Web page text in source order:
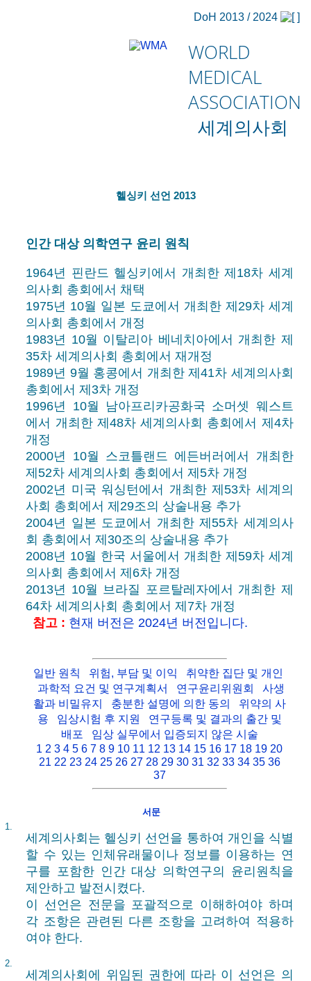
DoH 2013 / 2024
WORLD
MEDICAL
ASSOCIATION
세계의사회
헬싱키 선언 2013
인간 대상 의학연구 윤리 원칙
1964년 핀란드 헬싱키에서 개최한 제18차 세계
의사회 총회에서 채택
1975년 10월 일본 도쿄에서 개최한 제29차 세계
의사회 총회에서 개정
1983년 10월 이탈리아 베네치아에서 개최한 제
35차 세계의사회 총회에서 재개정
1989년 9월 홍콩에서 개최한 제41차 세계의사회
총회에서 제3차 개정
1996년 10월 남아프리카공화국 소머셋 웨스트
에서 개최한 제48차 세계의사회 총회에서 제4차
개정
2000년 10월 스코틀랜드 에든버러에서 개최한
제52차 세계의사회 총회에서 제5차 개정
2002년 미국 워싱턴에서 개최한 제53차 세계의
사회 총회에서 제29조의 상술내용 추가
2004년 일본 도쿄에서 개최한 제55차 세계의사
회 총회에서 제30조의 상술내용 추가
2008년 10월 한국 서울에서 개최한 제59차 세계
의사회 총회에서 제6차 개정
2013년 10월 브라질 포르탈레자에서 개최한 제
64차 세계의사회 총회에서 제7차 개정
참고 : 현재 버전은 2024년 버전입니다.
일반 원칙 위험, 부담 및 이익
취약한 집단 및 개인
과학적 요건 및 연구계획서
연구윤리위원회
사생
활과 비밀유지
충분한 설명에 의한 동의
위약의 사
용
임상시험 후 지원
연구등록 및 결과의 출간 및
배포
임상 실무에서 입증되지 않은 시술
1 2 3 4 5 6 7 8 9 10 11 12 13 14 15 16 17 18 19 20
21 22 23 24 25 26 27 28 29 30 31 32 33 34 35 36
37
서문
1.
세계의사회는 헬싱키 선언을 통하여 개인을 식별
할 수 있는 인체유래물이나 정보를 이용하는 연
구를 포함한 인간 대상 의학연구의 윤리원칙을
제안하고 발전시켰다.
이 선언은 전문을 포괄적으로 이해하여야 하며
각 조항은 관련된 다른 조항을 고려하여 적용하
여야 한다.
2.
세계의사회에 위임된 권한에 따라 이 선언은 의